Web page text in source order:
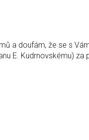
a doufám, že se s
E. Kudrnovskému) za